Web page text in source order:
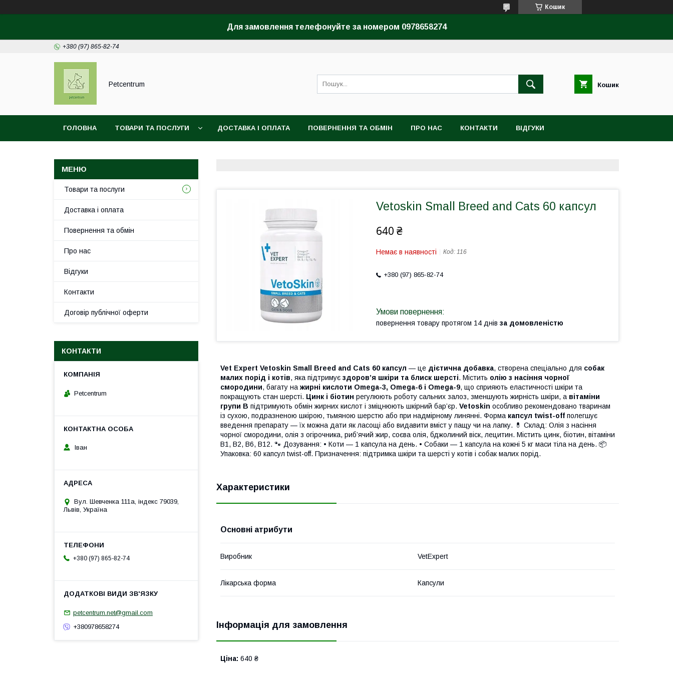
Кошик
Для замовлення телефонуйте за номером 0978658274
+380 (97) 865-82-74
Petcentrum Кошик
ГОЛОВНА ТОВАРИ ТА ПОСЛУГИ ДОСТАВКА І ОПЛАТА ПОВЕРНЕННЯ ТА ОБМІН ПРО НАС КОНТАКТИ ВІДГУКИ
Vetoskin Small Breed and Cats 60 капсул
640 ₴
Немає в наявності Код: 116
+380 (97) 865-82-74
повернення товару протягом 14 днів за домовленістю
Vet Expert Vetoskin Small Breed and Cats 60 капсул — це дієтична добавка, створена спеціально для собак
малих порід і котів, яка підтримує здоров’я шкіри та блиск шерсті. Містить олію з насіння чорної
смородини, багату нажирні кислоти Omega-3, Omega-6 і Omega-9, що сприяють еластичності шкіри та
покращують стан шерсті. Цинк і біотин регулюють роботу сальних залоз, зменшують жирність шкіри, а вітаміни
групи B підтримують обмін жирних кислот і зміцнюють шкірний бар’єр. Vetoskin особливо рекомендовано тваринам
із сухою, подразненою шкірою, тьмяною шерстю або при надмірному линянні. Форма капсул twist-off полегшує
введення препарату — їх можна дати як ласощі або видавити вміст у пащу чи на лапку. 💊 Склад: Олія з насіння
чорної смородини, олія з огірочника, риб’ячий жир, соєва олія, бджолиний віск, лецитин. Містить цинк, біотин, вітаміни
B1, B2, B6, B12. 🐾 Дозування: • Коти — 1 капсула на день. • Собаки — 1 капсула на кожні 5 кг маси тіла на день. 📦
Упаковка: 60 капсул twist-off. Призначення: підтримка шкіри та шерсті у котів і собак малих порід.
Характеристики
Основні атрибути
Виробник VetExpert
Лікарська форма Капсули
Інформація для замовлення
Ціна: 640 ₴
Товари та послуги
Доставка і оплата
Повернення та обмін
Про нас
Відгуки
Контакти
Договір публічної оферти
КОНТАКТИ
Petcentrum
Іван
Вул. Шевченка 111а, індекс 79039,
Львів, Україна
+380 (97) 865-82-74
petcentrum.net@gmail.com
+380978658274